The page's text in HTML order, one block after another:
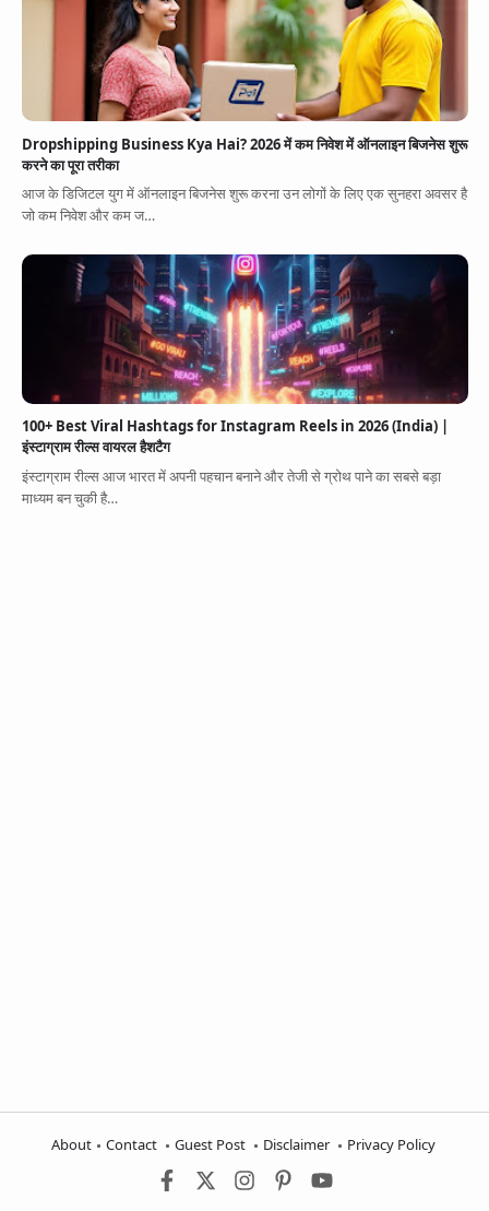
Dropshipping Business Kya Hai? 2026 में कम निवेश में ऑनलाइन बिजनेस शुरू
करने का पूरा तरीका
आज के डिजिटल युग में ऑनलाइन बिजनेस शुरू करना उन लोगों के लिए एक सुनहरा अवसर है
जो कम निवेश और कम ज…
100+ Best Viral Hashtags for Instagram Reels in 2026 (India) |
इंस्टाग्राम रील्स वायरल हैशटैग
इंस्टाग्राम रील्स आज भारत में अपनी पहचान बनाने और तेजी से ग्रोथ पाने का सबसे बड़ा
माध्यम बन चुकी है…
About Contact Guest Post Disclaimer Privacy Policy